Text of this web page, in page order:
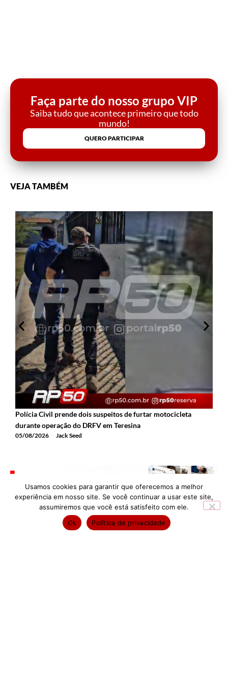
Faça parte do nosso grupo VIP
Saiba tudo que acontece primeiro que todo
mundo!
QUERO PARTICIPAR
VEJA TAMBÉM
Polícia Civil prende dois suspeitos de furtar motocicleta
durante operação do DRFV em Teresina
05/08/2026 Jack Seed
Usamos cookies para garantir que oferecemos a melhor
experiência em nosso site. Se você continuar a usar este site,
assumiremos que você está satisfeito com ele.
Ok
Política de privacidade